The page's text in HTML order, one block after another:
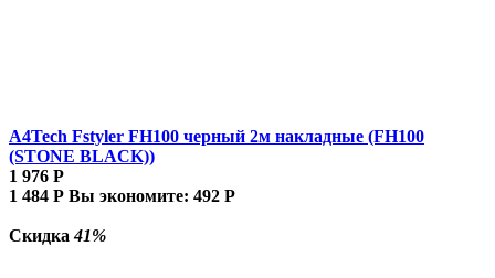
A4Tech Fstyler FH100 черный 2м накладные (FH100
(STONE BLACK))
1 976 Р
1 484 Р Вы экономите: 492 Р
Скидка41%